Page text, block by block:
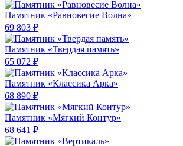
Памятник «Равновесие Волна»
69 803 ₽
Памятник «Твердая память»
65 072 ₽
Памятник «Классика Арка»
68 890 ₽
Памятник «Мягкий Контур»
68 641 ₽